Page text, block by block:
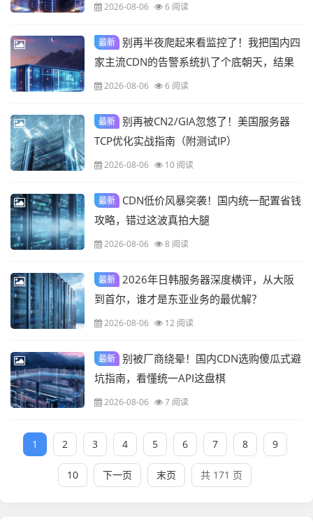
2026-08-06 6 阅读
最新 别再半夜爬起来看监控了！我把国内四
家主流CDN的告警系统扒了个底朝天，结果
真香2026-08-06 6 阅读
最新 别再被CN2/GIA忽悠了！美国服务器
TCP优化实战指南（附测试IP）
2026-08-06 10 阅读
最新
CDN低价风暴突袭！国内统一配置省钱
攻略，错过这波真拍大腿
2026-08-06 8 阅读
最新 2026年日韩服务器深度横评，从大阪
到首尔，谁才是东亚业务的最优解？
2026-08-06 12 阅读
最新 别被厂商绕晕！国内CDN选购傻瓜式避
坑指南，看懂统一API这盘棋
2026-08-06 7 阅读
1 2 3 4 5 6 7 8 9
10 下一页 末页 共 171 页